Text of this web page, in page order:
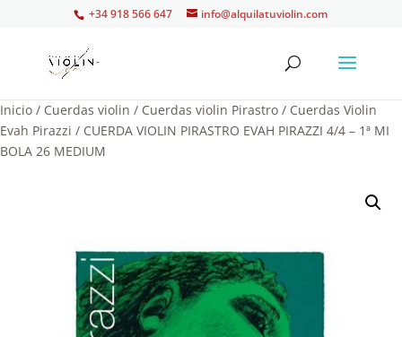
+34 918 566 647 info@alquilatuviolin.com
Inicio / Cuerdas violin / Cuerdas violin Pirastro / Cuerdas Violin
Evah Pirazzi / CUERDA VIOLIN PIRASTRO EVAH PIRAZZI 4/4 – 1ª MI
BOLA 26 MEDIUM